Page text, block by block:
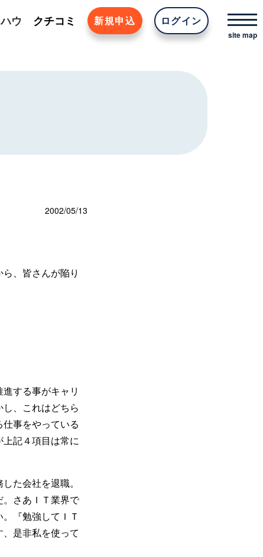
ウ クチコミ 新規申込 ログイン
2002/05/13
、皆さんが陥り
する事がキャリ
、これはどちら
事をやっている
記４項目は常に
た会社を退職。
さあＩＴ業界で
『勉強してＩＴ
是非私を使って